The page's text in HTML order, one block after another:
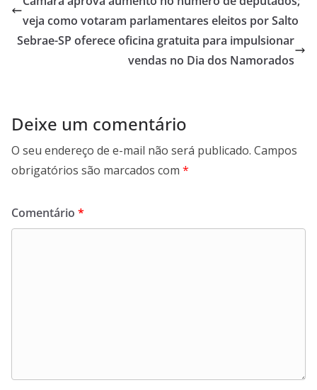
o
k
p
p
I
n
a
m
veja como votaram parlamentares eleitos por Salto
Sebrae-SP oferece oficina gratuita para impulsionar
vendas no Dia dos Namorados
Deixe um comentário
O seu endereço de e-mail não será publicado. Campos
obrigatórios são marcados com *
Comentário *